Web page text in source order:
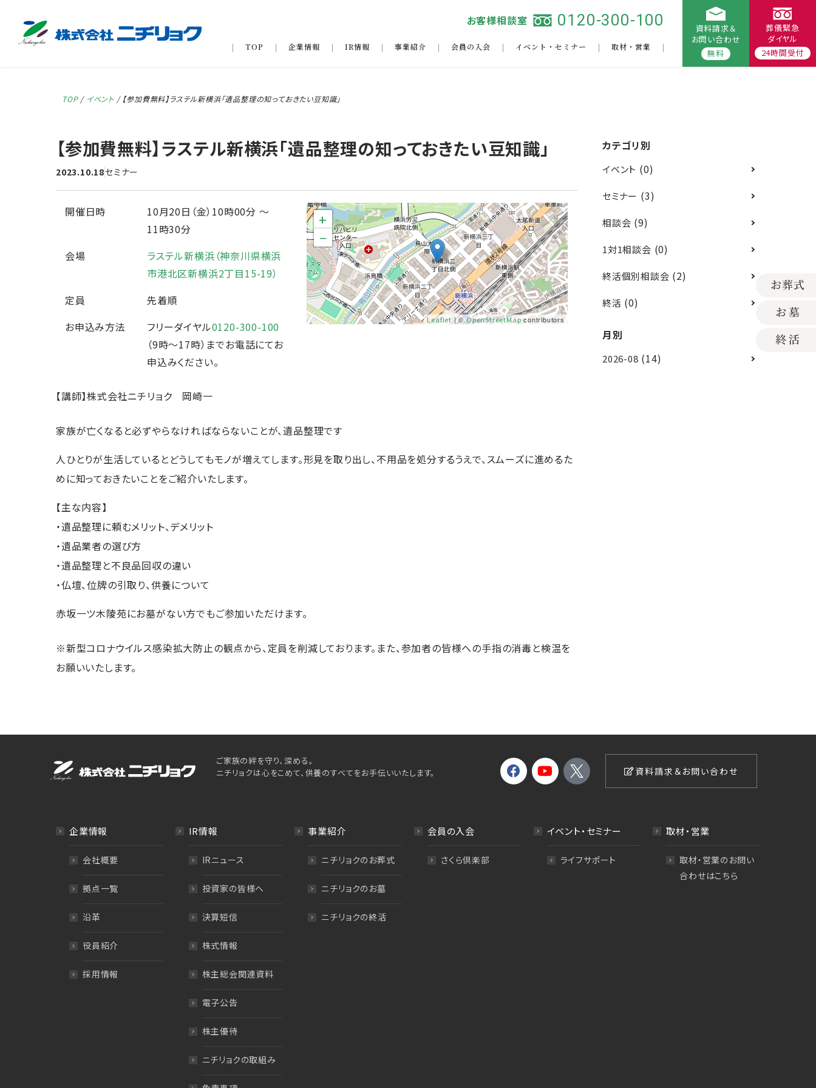
お客様相談室 0120-300-100
TOP 企業情報 IR情報 事業紹介 会員の入会 イベント・セミナー 取材・営業
資料請求＆
お問い合わせ
無料
葬儀緊急
ダイヤル
24時間受付
TOP/ イベント / 【参加費無料】ラステル新横浜「遺品整理の知っておきたい豆知識」
【参加費無料】ラステル新横浜「遺品整理の知っておきたい豆知識」
2023.10.18セミナー
開催日時 10月20日（金）10時00分 〜
11時30分
会場
ラステル新横浜（神奈川県横浜
市港北区新横浜2丁目15-19）
定員
先着順
お申込み方法
フリーダイヤル0120-300-100
（9時～17時）までお電話にてお
申込みください。
+
−
Leaflet| ©OpenStreetMapcontributors
【講師】株式会社ニチリョク 岡崎一
家族が亡くなると必ずやらなければならないことが、遺品整理です
人ひとりが生活しているとどうしてもモノが増えてします。形見を取り出し、不用品を処分するうえで、スムーズに進めるた
めに知っておきたいことをご紹介いたします。
【主な内容】
・遺品整理に頼むメリット、デメリット
・遺品業者の選び方
・遺品整理と不良品回収の違い
・仏壇、位牌の引取り、供養について
赤坂一ツ木陵苑にお墓がない方でもご参加いただけます。
※新型コロナウイルス感染拡大防止の観点から、定員を削減しております。また、参加者の皆様への手指の消毒と検温を
お願いいたします。
カテゴリ別
イベント (0)
セミナー (3)
相談会 (9)
1対1相談会 (0)
終活個別相談会 (2)
終活 (0)
月別
2026-08 (14)
ご家族の絆を守り、深める。
ニチリョクは心をこめて、供養のすべてをお手伝いいたします。
資料請求＆お問い合わせ
企業情報
会社概要
拠点一覧
沿革
役員紹介
採用情報
IR情報
IRニュース
投資家の皆様へ
決算短信
株式情報
株主総会関連資料
電子公告
株主優待
ニチリョクの取組み
事業紹介
ニチリョクのお葬式
ニチリョクのお墓
ニチリョクの終活
会員の入会
さくら倶楽部
イベント・セミナー
ライフサポート
取材・営業
取材・営業のお問い
合わせはこちら